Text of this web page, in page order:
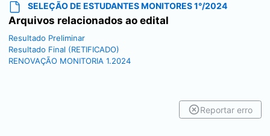
SELEÇÃO DE ESTUDANTES MONITORES 1°/2024
Arquivos relacionados ao edital
Resultado Preliminar
Resultado Final (RETIFICADO)
RENOVAÇÃO MONITORIA 1.2024
Reportar erro